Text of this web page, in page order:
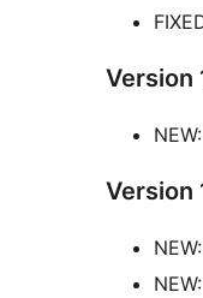
Version
Version